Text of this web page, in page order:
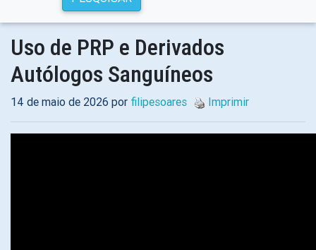
Uso de PRP e Derivados
Autólogos Sanguíneos
14 de maio de 2026 por filipesoares Imprimir